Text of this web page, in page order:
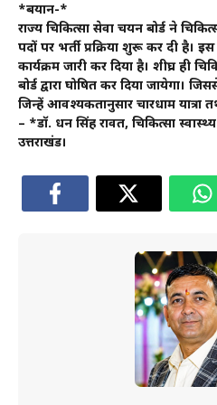
*बयान-*
राज्य चिकित्सा सेवा चयन बोर्ड ने
पदों पर भर्ती प्रक्रिया शुरू कर दी है।
कार्यक्रम जारी कर दिया है। शीघ्र ही
बोर्ड द्वारा घोषित कर दिया जायेगा।
जिन्हें आवश्यकतानुसार चारधाम यात्रा
– *डॉ. धन सिंह रावत, चिकित्सा स्वास्थ्य
उत्तराखंड।